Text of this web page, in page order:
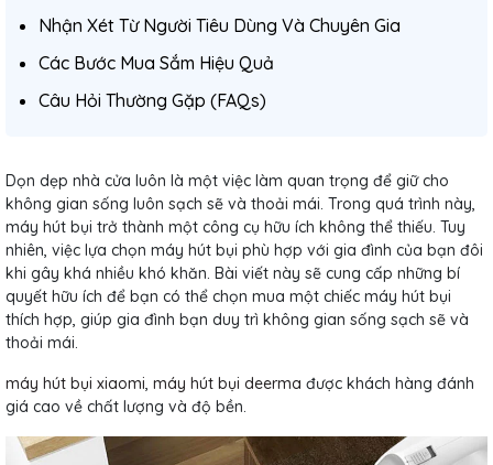
Nhận Xét Từ Người Tiêu Dùng Và Chuyên Gia
Các Bước Mua Sắm Hiệu Quả
Câu Hỏi Thường Gặp (FAQs)
Dọn dẹp nhà cửa luôn là một việc làm quan trọng để giữ cho
không gian sống luôn sạch sẽ và thoải mái. Trong quá trình này,
máy hút bụi trở thành một công cụ hữu ích không thể thiếu. Tuy
nhiên, việc lựa chọn máy hút bụi phù hợp với gia đình của bạn đôi
khi gây khá nhiều khó khăn. Bài viết này sẽ cung cấp những bí
quyết hữu ích để bạn có thể chọn mua một chiếc máy hút bụi
thích hợp, giúp gia đình bạn duy trì không gian sống sạch sẽ và
thoải mái.
máy hút bụi xiaomi máy hút bụi deerma được khách hàng đánh
giá cao về chất lượng và độ bền.